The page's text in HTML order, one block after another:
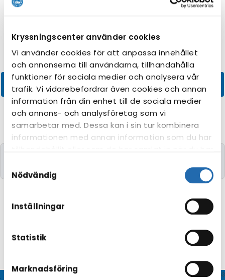
Kryssningscenter använder cookies
Vi använder cookies för att anpassa innehållet
och annonserna till användarna, tillhandahålla
funktioner för sociala medier och analysera vår
trafik. Vi vidarebefordrar även cookies och annan
information från din enhet till de sociala medier
och annons- och analysföretag som vi
samarbetar med. Dessa kan i sin tur kombinera
informationen med annan information som du har
användningen av kakor genom att förändra
Nödvändig
Inställningar
Statistik
Marknadsföring
V4.1663